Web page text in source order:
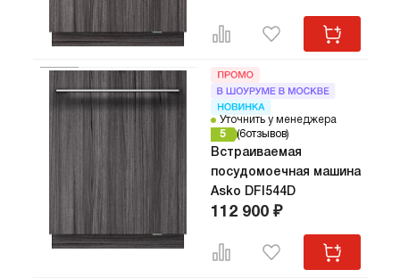
Уточнить у менеджера
5
6отзывов
Встраиваемая
посудомоечная машина
Asko DFI544D
112 900 ₽